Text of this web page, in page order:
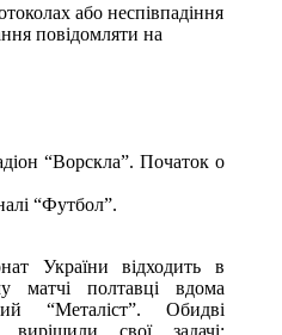
або неспівпадіння
повідомляти на
“Ворскла”. Початок о
“Футбол”.
України відходить в
матчі полтавці вдома
“Металіст”. Обидві
свої задачі: